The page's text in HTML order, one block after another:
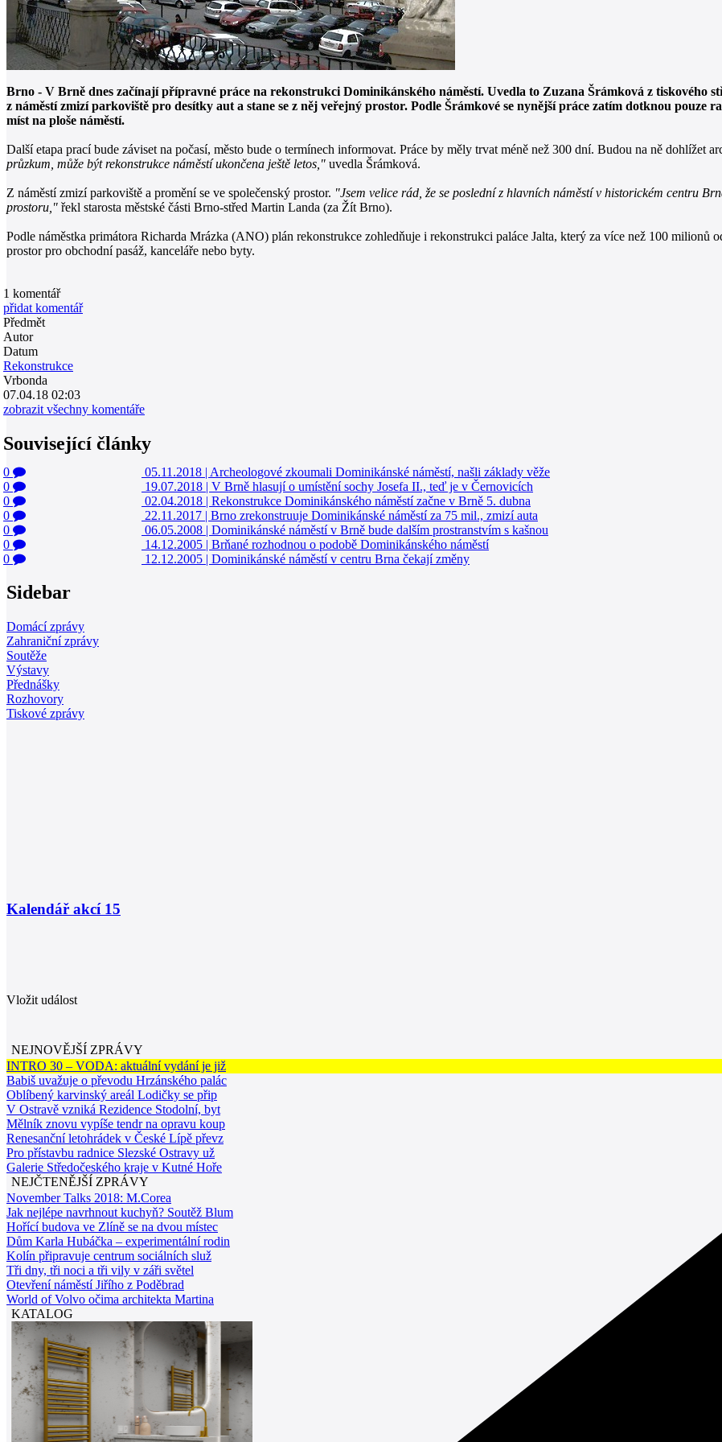
Brno - V Brně dnes začínají přípravné práce na rekonstrukci Dominikánského náměstí. Uvedla to Zuzana Šrámková z tiskového
z náměstí zmizí parkoviště pro desítky aut a stane se z něj veřejný prostor. Podle Šrámkové se nynější práce zatím dotknou
míst na ploše náměstí.
Další etapa prací bude záviset na počasí, město bude o termínech informovat. Práce by měly trvat méně než 300 dní. Budou na ně dohlížet
průzkum, může být rekonstrukce náměstí ukončena ještě letos," uvedla Šrámková.
Z náměstí zmizí parkoviště a promění se ve společenský prostor. "Jsem velice rád, že se poslední z hlavních náměstí v historickém centru
prostoru," řekl starosta městské části Brno-střed Martin Landa (za Žít Brno).
Podle náměstka primátora Richarda Mrázka (ANO) plán rekonstrukce zohledňuje i rekonstrukci paláce Jalta, který za více než 100 milionů
prostor pro obchodní pasáž, kanceláře nebo byty.
1 komentář
přidat komentář
Předmět
Autor
Datum
Rekonstrukce
Vrbonda
07.04.18 02:03
zobrazit všechny komentáře
Související články
0 05.11.2018 | Archeologové zkoumali Dominikánské náměstí, našli základy věže
0
19.07.2018 | V Brně hlasují o umístění sochy Josefa II., teď je v Černovicích
0
02.04.2018 | Rekonstrukce Dominikánského náměstí začne v Brně 5. dubna
0
22.11.2017 | Brno zrekonstruuje Dominikánské náměstí za 75 mil., zmizí auta
0
06.05.2008 | Dominikánské náměstí v Brně bude dalším prostranstvím s kašnou
0
14.12.2005 | Brňané rozhodnou o podobě Dominikánského náměstí
0
12.12.2005 | Dominikánské náměstí v centru Brna čekají změny
Sidebar
Domácí zprávy
Zahraniční zprávy
Soutěže
Výstavy
Přednášky
Rozhovory
Tiskové zprávy
Kalendář akcí 15
Vložit událost
NEJNOVĚJŠÍ ZPRÁVY
INTRO 30 – VODA: aktuální vydání je již
Babiš uvažuje o převodu Hrzánského palác
Oblíbený karvinský areál Lodičky se přip
V Ostravě vzniká Rezidence Stodolní, byt
Mělník znovu vypíše tendr na opravu koup
Renesanční letohrádek v České Lípě převz
Pro přístavbu radnice Slezské Ostravy už
Galerie Středočeského kraje v Kutné Hoře
NEJČTENĚJŠÍ ZPRÁVY
November Talks 2018: M.Corea
Jak nejlépe navrhnout kuchyň? Soutěž Blum
Hořící budova ve Zlíně se na dvou místec
Dům Karla Hubáčka – experimentální rodin
Kolín připravuje centrum sociálních služ
Tři dny, tři noci a tři vily v záři světel
Otevření náměstí Jiřího z Poděbrad
World of Volvo očima architekta Martina
KATALOG